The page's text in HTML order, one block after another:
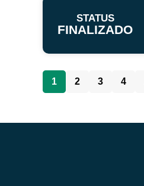
STATUS
FINALIZADO
1 2 3 4